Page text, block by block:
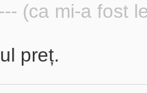
(ca mi-a fost
preț.